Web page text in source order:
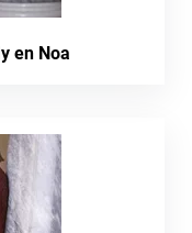
en Noa